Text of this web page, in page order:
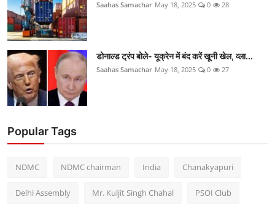
Saahas Samachar May 18, 2025 0 28
डोनाल्ड ट्रंप बोले- यूक्रेन में बंद करें खूनी खेल, व्ला...
Saahas Samachar May 18, 2025 0 27
Popular Tags
NDMC NDMC chairman India Chanakyapuri
Delhi Assembly Mr. Kuljit Singh Chahal PSOI Club